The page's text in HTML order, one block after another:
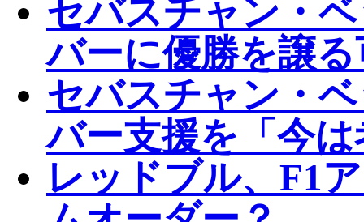
セバスチャン・
バーに優勝を譲
セバスチャン・
バー支援を「今
レッドブル、F1